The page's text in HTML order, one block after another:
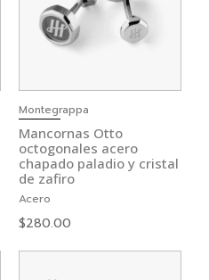
Montegrappa
Mancornas Otto
octogonales acero
chapado paladio y cristal
de zafiro
Acero
$280.00